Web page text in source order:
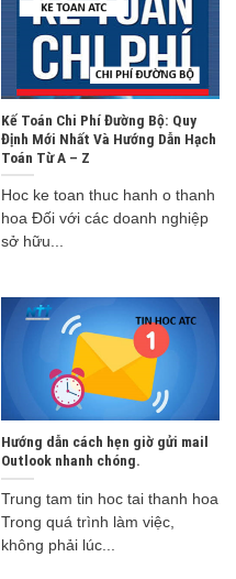
Kế Toán Chi Phí Đường Bộ: Quy
Định Mới Nhất Và Hướng Dẫn Hạch
Toán Từ A – Z
Hoc ke toan thuc hanh o thanh
hoa Đối với các doanh nghiệp
sở hữu...
Hướng dẫn cách hẹn giờ gửi mail
Outlook nhanh chóng.
Trung tam tin hoc tai thanh hoa
Trong quá trình làm việc,
không phải lúc...